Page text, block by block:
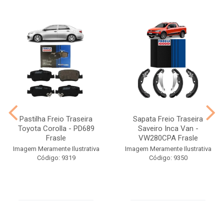
Pastilha Freio Traseira
Toyota Corolla - PD689
Frasle
Imagem Meramente Ilustrativa
Código: 9319
Sapata Freio Traseira
Saveiro Inca Van -
VW280CPA Frasle
Imagem Meramente Ilustrativa
Código: 9350